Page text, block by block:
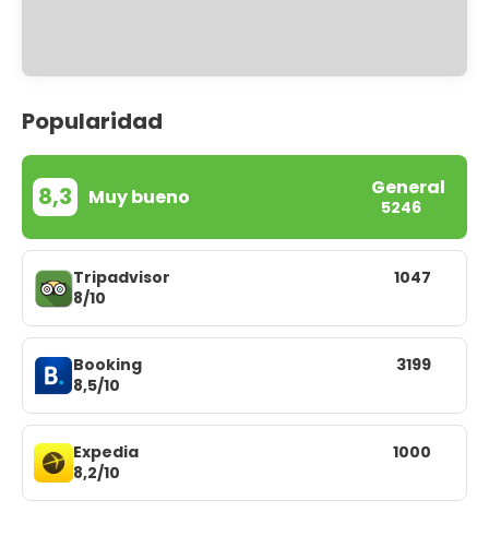
Popularidad
8,3 Muy bueno General
5246
Tripadvisor
8/10
1047
Booking
8,5/10
3199
Expedia
8,2/10
1000